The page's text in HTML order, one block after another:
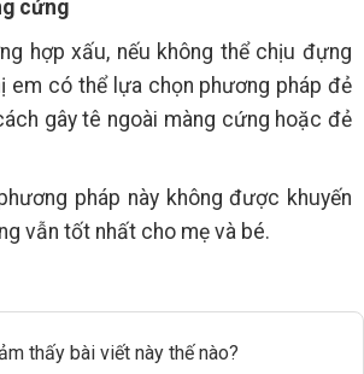
cứng
hợp xấu, nếu không thể chịu đựng
em có thể lựa chọn phương pháp đẻ
gây tê ngoài màng cứng hoặc đẻ
pháp này không được khuyến
vẫn tốt nhất cho mẹ và bé.
thấy bài viết này thế nào?